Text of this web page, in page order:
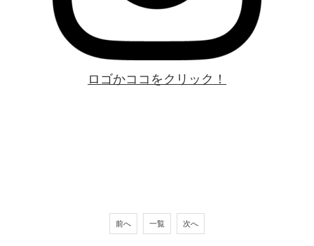
ロゴかココをクリック！
前へ 一覧 次へ